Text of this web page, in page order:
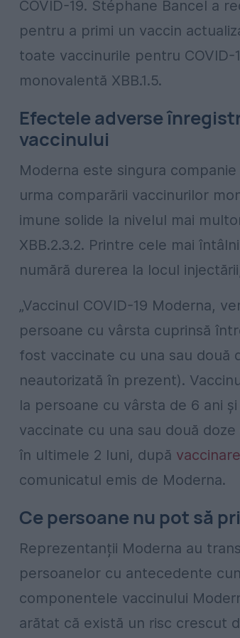
COVID-19. Stéphane Bancel a
pentru a primi un vaccin
toate vaccinurile pentru
monovalentă XBB.1.5.
Efectele adverse
vaccinului
Moderna este singura
urma comparării vaccinurilor
imune solide la nivelul mai
XBB.2.3.2. Printre cele mai
numără durerea la locul
„Vaccinul COVID-19 Moderna,
persoane cu vârsta cuprinsă
fost vaccinate cu una sau două
neautorizată în prezent).
la persoane cu vârsta de 6 ani
vaccinate cu una sau două
în ultimele 2 luni, după
comunicatul emis de Moderna.
Ce persoane nu pot să
Reprezentanții Moderna au
persoanelor cu antecedente
componentele vaccinului
arătat că există un risc crescut